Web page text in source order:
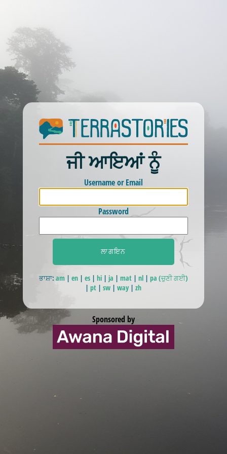
ਜੀ ਆਇਆਂ ਨੂੰ
Username or Email
Password
ਭਾਸ਼ਾ: am| en| es| hi| ja | mat| nl| pa (ਚੁਣੀ ਗਈ)
|pt |sw |way |zh
Sponsored by